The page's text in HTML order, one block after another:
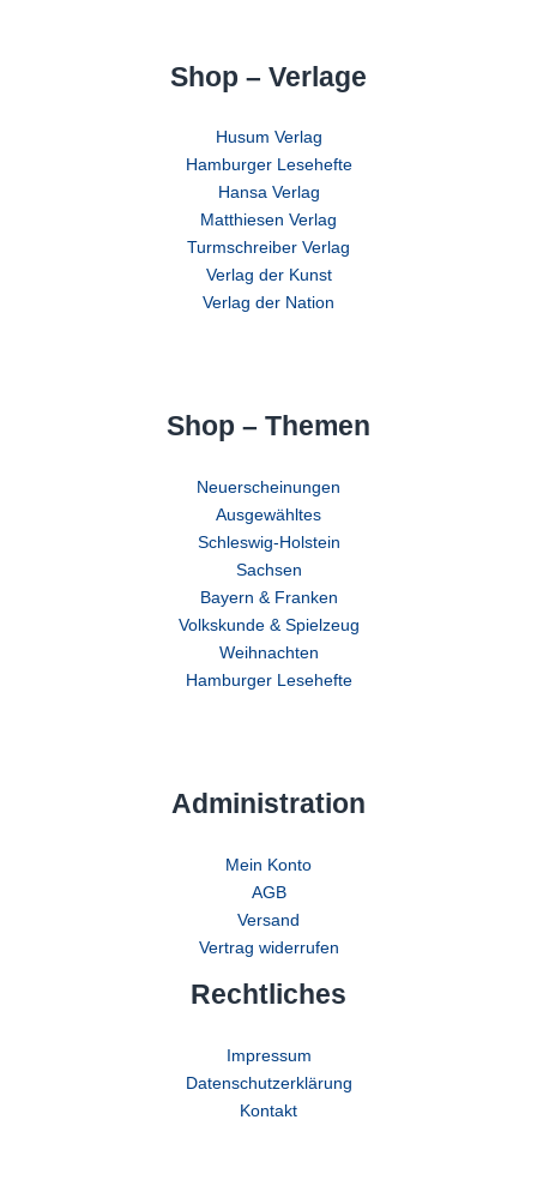
Shop – Verlage
Husum Verlag
Hamburger Lesehefte
Hansa Verlag
Matthiesen Verlag
Turmschreiber Verlag
Verlag der Kunst
Verlag der Nation
Shop – Themen
Neuerscheinungen
Ausgewähltes
Schleswig-Holstein
Sachsen
Bayern & Franken
Volkskunde & Spielzeug
Weihnachten
Hamburger Lesehefte
Administration
Mein Konto
AGB
Versand
Vertrag widerrufen
Rechtliches
Impressum
Datenschutzerklärung
Kontakt